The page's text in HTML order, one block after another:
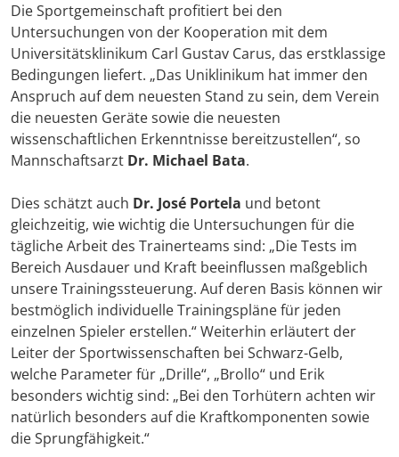
Die Sportgemeinschaft profitiert bei den
Untersuchungen von der Kooperation mit dem
Universitätsklinikum Carl Gustav Carus, das erstklassige
Bedingungen liefert. „Das Uniklinikum hat immer den
Anspruch auf dem neuesten Stand zu sein, dem Verein
die neuesten Geräte sowie die neuesten
wissenschaftlichen Erkenntnisse bereitzustellen“, so
Mannschaftsarzt Dr. Michael Bata.
Dies schätzt auch Dr. José Portela und betont
gleichzeitig, wie wichtig die Untersuchungen für die
tägliche Arbeit des Trainerteams sind: „Die Tests im
Bereich Ausdauer und Kraft beeinflussen maßgeblich
unsere Trainingssteuerung. Auf deren Basis können wir
bestmöglich individuelle Trainingspläne für jeden
einzelnen Spieler erstellen.“ Weiterhin erläutert der
Leiter der Sportwissenschaften bei Schwarz-Gelb,
welche Parameter für „Drille“, „Brollo“ und Erik
besonders wichtig sind: „Bei den Torhütern achten wir
natürlich besonders auf die Kraftkomponenten sowie
die Sprungfähigkeit.“